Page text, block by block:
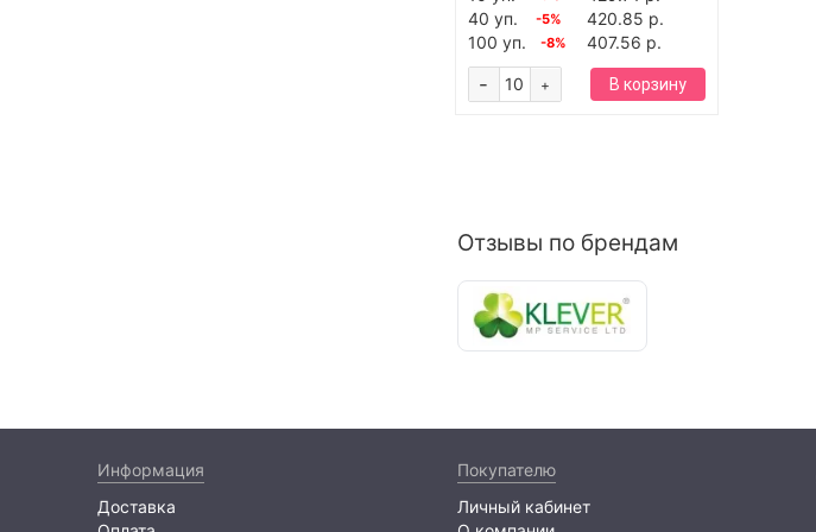
40 уп.
-5%
420.85 р.
100 уп.
-8% 407.56 р.
+
- В корзину
Отзывы по брендам
Информация
Доставка
Покупателю
Личный кабинет